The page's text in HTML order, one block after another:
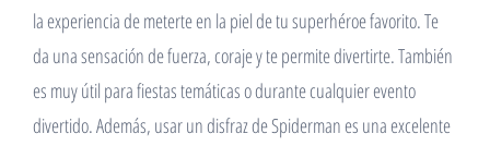
la experiencia de meterte en la piel de tu superhéroe favorito. Te
da una sensación de fuerza, coraje y te permite divertirte. También
es muy útil para fiestas temáticas o durante cualquier evento
divertido. Además, usar un disfraz de Spiderman es una excelente